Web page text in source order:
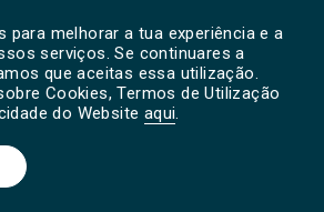
para melhorar a tua experiência e a
serviços. Se continuares a
que aceitas essa utilização.
Cookies, Termos de Utilização
do Website aqui.
© PAN 2026